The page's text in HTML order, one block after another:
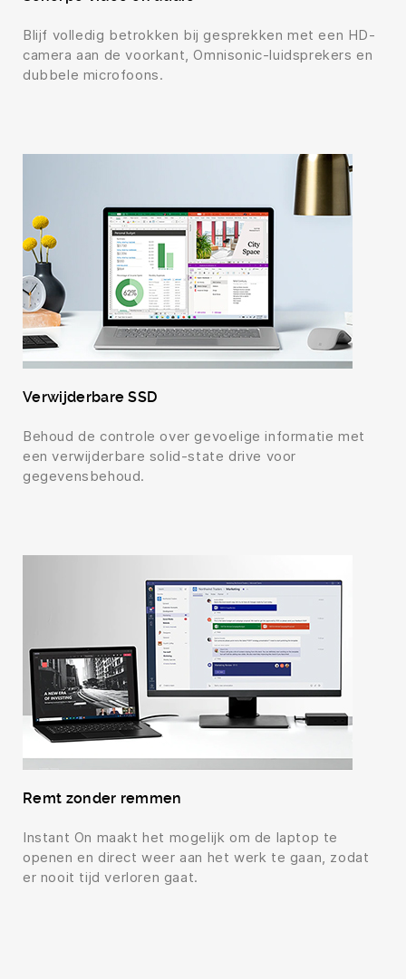
Blijf volledig betrokken bij gesprekken met een HD-
camera aan de voorkant, Omnisonic-luidsprekers en
dubbele microfoons.
Verwijderbare SSD
Behoud de controle over gevoelige informatie met
een verwijderbare solid-state drive voor
gegevensbehoud.
Remt zonder remmen
Instant On maakt het mogelijk om de laptop te
openen en direct weer aan het werk te gaan, zodat
er nooit tijd verloren gaat.